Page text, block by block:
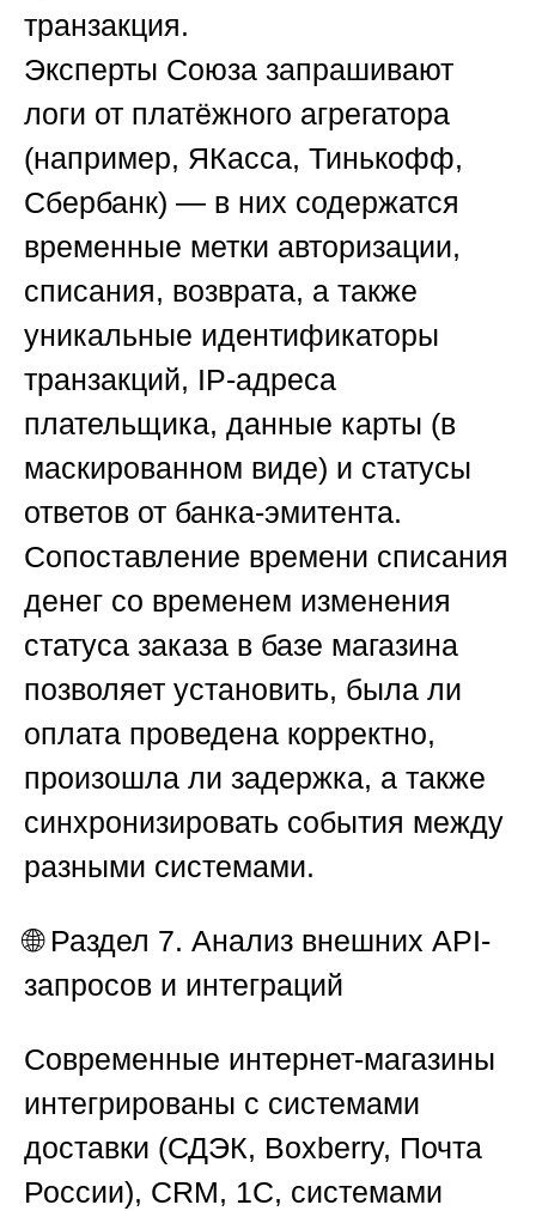
транзакция.
Эксперты Союза запрашивают
логи от платёжного агрегатора
(например, ЯКасса, Тинькофф,
Сбербанк) — в них содержатся
временные метки авторизации,
списания, возврата, а также
уникальные идентификаторы
транзакций, IP-адреса
плательщика, данные карты (в
маскированном виде) и статусы
ответов от банка-эмитента.
Сопоставление времени списания
денег со временем изменения
статуса заказа в базе магазина
позволяет установить, была ли
оплата проведена корректно,
произошла ли задержка, а также
синхронизировать события между
разными системами.
🌐 Раздел 7. Анализ внешних API-
запросов и интеграций
Современные интернет-магазины
интегрированы с системами
доставки (СДЭК, Boxberry, Почта
России), CRM, 1С, системами